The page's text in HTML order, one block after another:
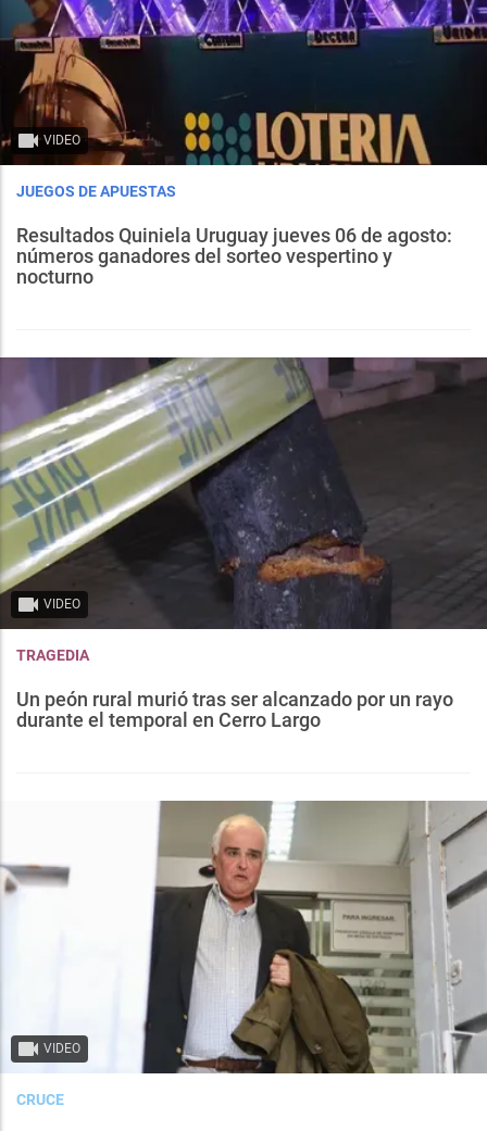
VIDEO
JUEGOS DE APUESTAS
Resultados Quiniela Uruguay jueves 06 de agosto:
números ganadores del sorteo vespertino y
nocturno
VIDEO
TRAGEDIA
Un peón rural murió tras ser alcanzado por un rayo
durante el temporal en Cerro Largo
VIDEO
CRUCE